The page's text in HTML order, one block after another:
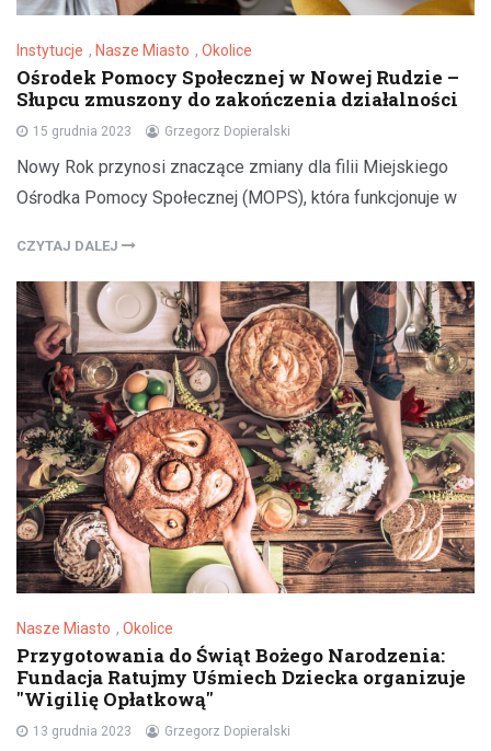
Instytucje , Nasze Miasto , Okolice
Ośrodek Pomocy Społecznej w Nowej Rudzie –
Słupcu zmuszony do zakończenia działalności
15 grudnia 2023 Grzegorz Dopieralski
Nowy Rok przynosi znaczące zmiany dla filii Miejskiego
Ośrodka Pomocy Społecznej (MOPS), która funkcjonuje w
CZYTAJ DALEJ
Nasze Miasto , Okolice
Przygotowania do Świąt Bożego Narodzenia:
Fundacja Ratujmy Uśmiech Dziecka organizuje
"Wigilię Opłatkową"
13 grudnia 2023 Grzegorz Dopieralski